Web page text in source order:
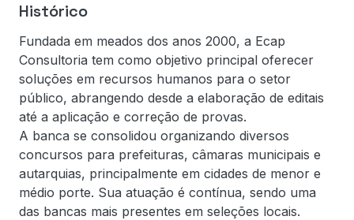
Histórico
Fundada em meados dos anos 2000, a Ecap
Consultoria tem como objetivo principal oferecer
soluções em recursos humanos para o setor
público, abrangendo desde a elaboração de editais
até a aplicação e correção de provas.
A banca se consolidou organizando diversos
concursos para prefeituras, câmaras municipais e
autarquias, principalmente em cidades de menor e
médio porte. Sua atuação é contínua, sendo uma
das bancas mais presentes em seleções locais.